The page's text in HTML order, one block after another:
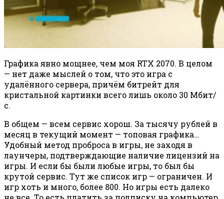
Графика явно мощнее, чем моя RTX 2070. В целом
— нет даже мыслей о том, что это игра с
удалённого сервера, причём битрейт для
кристальной картинки всего лишь около 30 Мбит/
с.
В общем — всем сервис хорош. За тысячу рублей в
месяц в текущий момент — топовая графика…
Удобный метод проброса в игры, не заходя в
лаунчеры, подтверждающие наличие лицензий на
игры. И если бы были любые игры, то был бы
крутой сервис. Тут же список игр — ограничен. И
игр хоть и много, более 800. Но игры есть далеко